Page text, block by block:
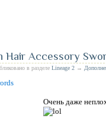
Hair Accessory
в разделе Lineage 2 →
Очень даже